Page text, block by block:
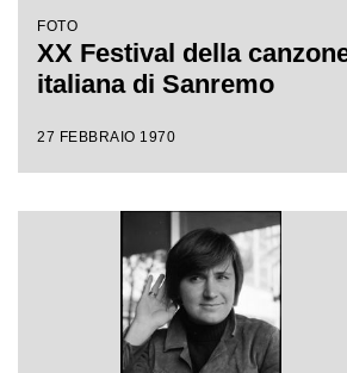
FOTO
XX Festival della
italiana di Sanremo
27 FEBBRAIO 1970